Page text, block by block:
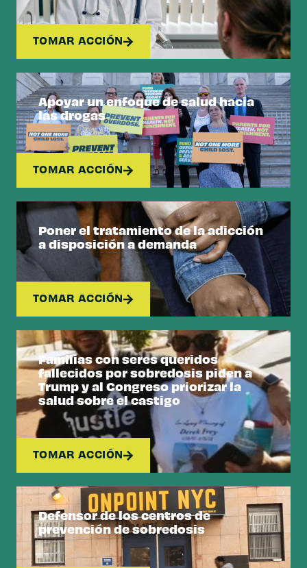
TOMAR ACCIÓN
Apoyar un enfoque de salud hacia
las drogas
TOMAR ACCIÓN
Poner el tratamiento de la adicción
a disposición a demanda
TOMAR ACCIÓN
Familias con seres queridos
fallecidos por sobredosis piden a
Trump y al Congreso priorizar la
salud sobre el castigo
TOMAR ACCIÓN
Defensor de los centros de
prevención de sobredosis